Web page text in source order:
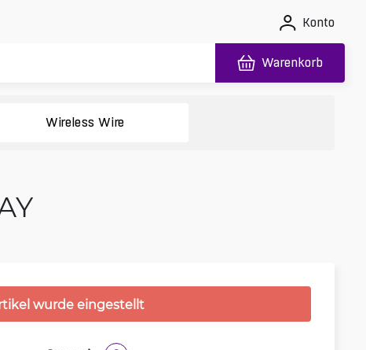
Konto
Warenkorb
Wireless Wire
wurde eingestellt